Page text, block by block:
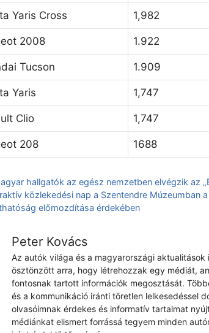
Yaris Cross 1,982
2008 1.922
Tucson 1.909
Yaris 1,747
Clio 1,747
208 1688
hallgatók az egész nemzetben elvégzik az
közlekedési nap a Szentendre Múzeumban
előmozdítása érdekében
Peter Kovács
Az autók világa és a magyarországi aktualitások
ösztönzött arra, hogy létrehozzak egy médiát,
fontosnak tartott információk megosztását.
és a kommunikáció iránti töretlen lelkesedéssel
olvasóimnak érdekes és informatív tartalmat
médiánkat elismert forrássá tegyem minden